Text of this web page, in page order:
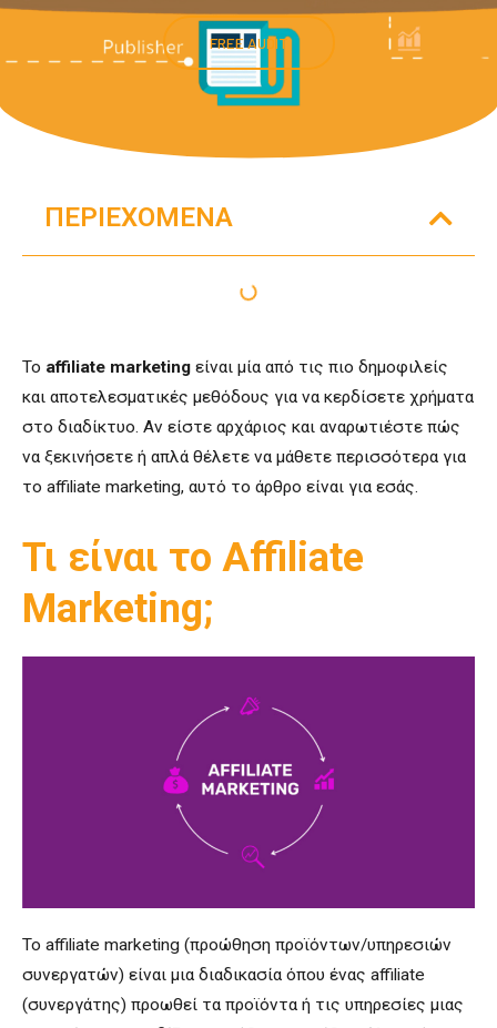
FREE AUDIT
ΠΕΡΙΕΧΌΜΕΝΑ
Το affiliate marketing είναι μία από τις πιο δημοφιλείς
και αποτελεσματικές μεθόδους για να κερδίσετε χρήματα
στο διαδίκτυο. Αν είστε αρχάριος και αναρωτιέστε πώς
να ξεκινήσετε ή απλά θέλετε να μάθετε περισσότερα για
το affiliate marketing, αυτό το άρθρο είναι για εσάς.
Τι είναι το Affiliate
Marketing;
Το affiliate marketing (προώθηση προϊόντων/υπηρεσιών
συνεργατών) είναι μια διαδικασία όπου ένας affiliate
(συνεργάτης) προωθεί τα προϊόντα ή τις υπηρεσίες μιας